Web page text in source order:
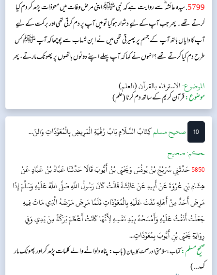
5799 . سیدہ عائشہ‬ ؓ س‬ے روایت ہے کہ نبی ﷺ اپنی مرض وفات میں معوذات پڑھ کر دم کیا
کرتے تھے۔ پھر جب آپ کے لیے دشوار ہوگیا تو میں آپ پر دم کرتی تھی اور برکت کے لیے
آپ کا دایاں ہاتھ آپ کے جسم پر پھیرتی تھی میں نے ابن شہاب سے پوچھا کہ آپ ﷺ کس
طرح دم کیا کرتے تھے؟انہوں نے کہا کہ آپ پہلے اپنے دونوں ہاتھوں پر پھونک مارتے، پھر
انہیں اپنے چہرہ انور پر پھیرلیتے تھے۔...
الموضوع:الاسترقاء بالقرآن (العلم)
موضوع:قرآن کریم کے ساتھ دم کرنا (علم)
10 ‌صحيح مسلمكِتَابُ السَّلَامِبَابُ رُقْيَةِ الْمَرِيضِ بِالْمُعَوِّذَاتِ وَالنّ...
حکم:صحیح
5850حَدَّثَنِي سُرَيْجُ بْنُ يُونُسَ وَيَحْيَى بْنُ أَيُّوبَ قَالَا حَدَّثَنَا عَبَّادُ بْنُ عَبَّادٍ عَنْ
هِشَامِ بْنِ عُرْوَةَ عَنْ أَبِيهِ عَنْ عَائِشَةَ قَالَتْ كَانَ رَسُولُ اللَّهِ صَلَّى اللَّهُ عَلَيْهِ وَسَلَّمَ إِذَا
مَرِضَ أَحَدٌ مِنْ أَهْلِهِ نَفَثَ عَلَيْهِ بِالْمُعَوِّذَاتِ فَلَمَّا مَرِضَ مَرَضَهُ الَّذِي مَاتَ فِيهِ
جَعَلْتُ أَنْفُثُ عَلَيْهِ وَأَمْسَحُهُ بِيَدِ نَفْسِهِ لِأَنَّهَا كَانَتْ أَعْظَمَ بَرَكَةً مِنْ يَدِي وَفِي
رِوَايَةِ يَحْيَى بْنِ أَيُّوبَ بِمُعَوِّذَاتٍ...
صحیح مسلم:کتاب: سلامتی اور صحت کابیان(باب: پناہ دلوانے والے کلمات پڑھ کر اور پھونک مار
ک...)